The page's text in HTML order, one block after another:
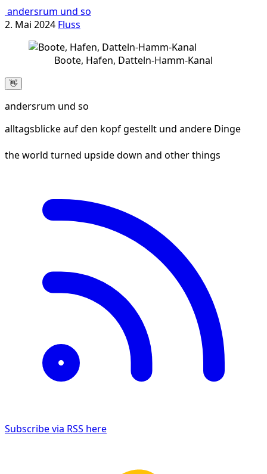
andersrum und so
2. Mai 2024 Fluss
Boote, Hafen, Datteln-Hamm-Kanal
👋
andersrum und so
alltagsblicke auf den kopf gestellt und andere Dinge
the world turned upside down and other things
Subscribe via RSS here